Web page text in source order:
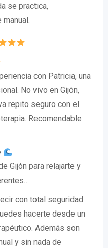
se practica,
con Patricia, una
No vivo en Gijón,
repito seguro con el
Recomendable
Gijón para relajarte y
con total seguridad
hacerte desde un
Además son
y sin nada de